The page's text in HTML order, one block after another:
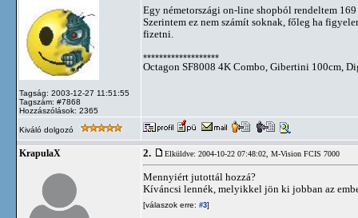
Tagság: 2003-12-27 11:51:55
Tagszám: #7868
Hozzászólások: 2365
Egy németországi on-line shopból rendeltem
Szerintem ez nem számít soknak, főleg ha
fizetni.
*******************
Octagon SF8008 4K Combo, Gibertini 100cm,
Kiváló dolgozó
KrapulaX 2. Elküldve: 2004-10-22 07:48:02, M-Vision FCIS 7000
Mennyiért jutottál hozzá?
Kíváncsi lennék, melyikkel jön ki jobban az
[válaszok erre: #3]